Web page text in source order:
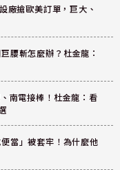
搶歐美訂單，巨大、
腰斬怎麼辦？杜金龍：
南電接棒！杜金龍：看
當」被套牢！為什麼他